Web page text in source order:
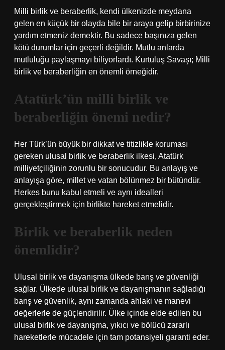
Milli birlik ve beraberlik, kendi ülkenizde meydana
gelen en küçük bir olayda bile bir araya gelip birbirinize
yardım etmeniz demektir. Bu sadece başınıza gelen
kötü durumlar için geçerli değildir. Mutlu anlarda
mutluluğu paylaşmayı biliyorlardı. Kurtuluş Savaşı; Milli
birlik ve beraberliğin en önemli örneğidir.
Atatürk’ün milli birlik ve
beraberliğin önemi nedir?
Her Türk’ün büyük bir dikkat ve titizlikle koruması
gereken ulusal birlik ve beraberlik ilkesi, Atatürk
milliyetçiliğinin zorunlu bir sonucudur. Bu anlayış ve
anlayışa göre, millet ve vatan bölünmez bir bütündür.
Herkes bunu kabul etmeli ve aynı idealleri
gerçekleştirmek için birlikte hareket etmelidir.
Birlik ve beraberlik neden
önemlidir?
Ulusal birlik ve dayanışma ülkede barış ve güvenliği
sağlar. Ülkede ulusal birlik ve dayanışmanın sağladığı
barış ve güvenlik, aynı zamanda ahlaki ve manevi
değerlerle de güçlendirilir. Ülke içinde elde edilen bu
ulusal birlik ve dayanışma, yıkıcı ve bölücü zararlı
hareketlerle mücadele için tam potansiyeli garanti eder.